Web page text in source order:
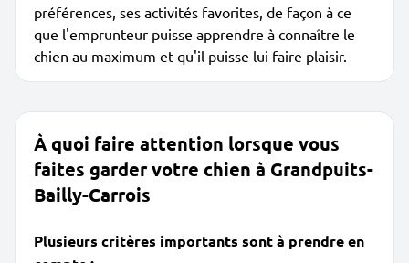
préférences, ses activités favorites, de façon à ce
que l'emprunteur puisse apprendre à connaître le
chien au maximum et qu'il puisse lui faire plaisir.
À quoi faire attention lorsque vous
faites garder votre chien à Grandpuits-
Bailly-Carrois
Plusieurs critères importants sont à prendre en